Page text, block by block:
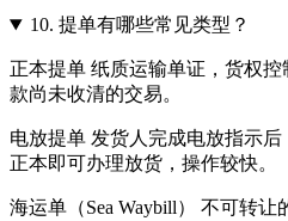
10. 提单有哪些常见类型？
正本提单 纸质运输单证，货权
款尚未收清的交易。
电放提单 发货人完成电放指示
正本即可办理放货，操作较快。
海运单（Sea Waybill） 不可转